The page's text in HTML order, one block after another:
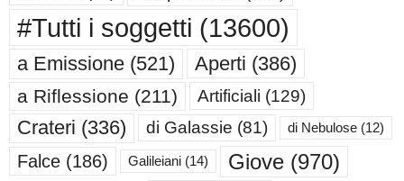
#Tutti i soggetti (13600)
a Emissione (521) Aperti (386)
a Riflessione (211) Artificiali (129)
Crateri (336) di Galassie (81) di Nebulose (12)
Falce (186) Galileiani (14) Giove (970)